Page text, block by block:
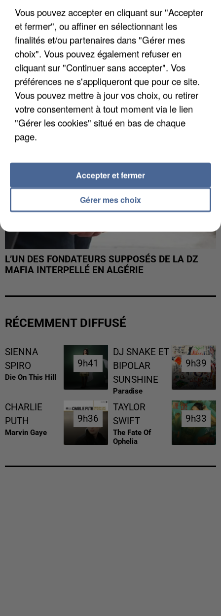
APRÈS TOUTES CES CANICULES, LES REFUGES
DE FAUNE SAUVAGE SONT...
L’UN DES FONDATEURS SUPPOSÉS DE LA DZ
MAFIA INTERPELLÉ EN ALGÉRIE
RÉCEMMENT DIFFUSÉ
SIENNA
SPIRO
Die On This Hill
9h41
9h41
DJ SNAKE ET
BIPOLAR
SUNSHINE
Paradise
9h39
9h39
CHARLIE
PUTH
Marvin Gaye
9h36
9h36
TAYLOR
SWIFT
The Fate Of
Ophelia
9h33
9h33
Vous pouvez accepter en cliquant sur "Accepter
et fermer", ou affiner en sélectionnant les
finalités et/ou partenaires dans "Gérer mes
choix". Vous pouvez également refuser en
cliquant sur "Continuer sans accepter". Vos
préférences ne s'appliqueront que pour ce site.
Vous pouvez mettre à jour vos choix, ou retirer
votre consentement à tout moment via le lien
"Gérer les cookies" situé en bas de chaque
page.
Gérer mes choix
Accepter et fermer